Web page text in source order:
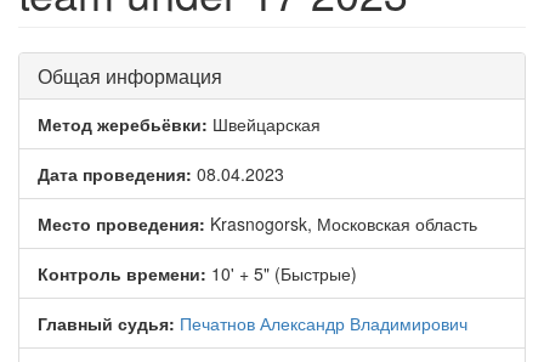
Общая информация
Метод жеребьёвки: Швейцарская
Дата проведения: 08.04.2023
Место проведения: Krasnogorsk, Московская область
Контроль времени: 10' + 5" (Быстрые)
Главный судья: Печатнов Александр Владимирович